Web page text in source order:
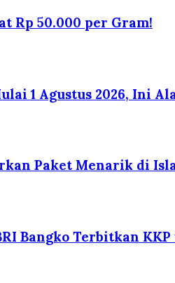
Rp 50.000 per Gram!
1 Agustus 2026, Ini
Paket Menarik di
Bangko Terbitkan